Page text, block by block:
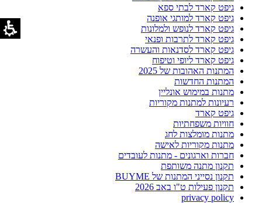
גיפט קארד לבתי ספא
גיפט קארד למותגי אופנה
גיפט קארד לנופש ולמלונות
גיפט קארד לתרבות ופנאי
גיפט קארד לסדנאות והעשרה
גיפט קארד ליופי וטיפוח
המתנות האהובות של 2025
המתנות החדשות
מתנות במימוש אונליין
רעיונות למתנות מקוריות
גיפט קארד
חוויות משפחתיות
מתנות מומלצות לחג
מתנות מקוריות לאישה
חברות וארגונים - מתנות לעובדים
תקנון מתנה משותפת
תקנון נסייני המתנות של BUYME
תקנון פעילות ט"ו באב 2026
privacy policy